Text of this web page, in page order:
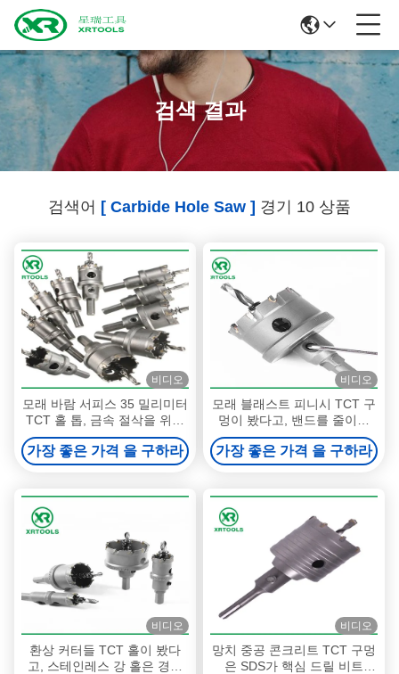
검색 결과
검색어 [ Carbide Hole Saw ] 경기 10 상품
비디오
모래 바람 서피스 35 밀리미터
TCT 홀 톱, 금속 절삭을 위한
카바이드 홀 톱
가장 좋은 가격 을 구하라
비디오
모래 블래스트 피니시 TCT 구
멍이 봤다고, 밴드를 줄이는
텅스텐 카바이드 금속은 보였
습니다
가장 좋은 가격 을 구하라
비디오
환상 커터들 TCT 홀이 봤다
고, 스테인레스 강 홀은 경질
비디오
망치 중공 콘크리트 TCT 구멍
은 SDS가 핵심 드릴 비트